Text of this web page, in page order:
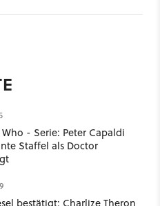
- Serie: Peter Capaldi
Staffel als Doctor
bestätigt: Charlize Theron